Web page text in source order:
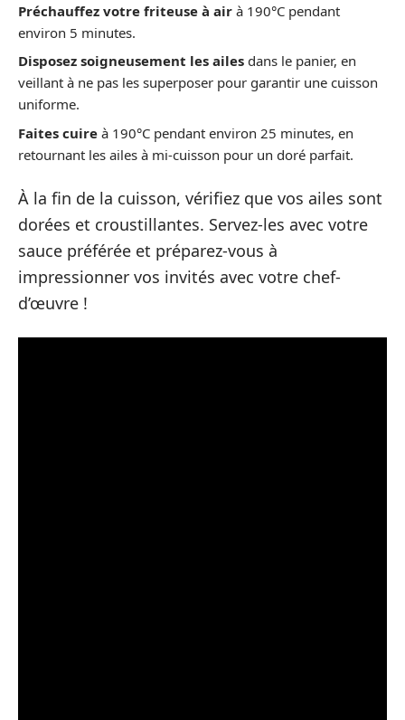
Préchauffez votre friteuse à air à 190°C pendant
environ 5 minutes.
Disposez soigneusement les ailes dans le panier, en
veillant à ne pas les superposer pour garantir une cuisson
uniforme.
Faites cuire à 190°C pendant environ 25 minutes, en
retournant les ailes à mi-cuisson pour un doré parfait.
À la fin de la cuisson, vérifiez que vos ailes sont
dorées et croustillantes. Servez-les avec votre
sauce préférée et préparez-vous à
impressionner vos invités avec votre chef-
d’œuvre !